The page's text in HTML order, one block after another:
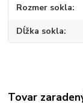
Rozmer sokla
Dĺžka sokla
Tovar